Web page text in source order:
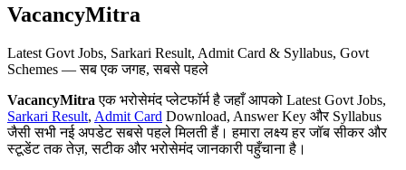
VacancyMitra
Latest Govt Jobs, Sarkari Result, Admit Card & Syllabus, Govt
Schemes — सब एक जगह, सबसे पहले
VacancyMitra एक भरोसेमंद प्लेटफॉर्म है जहाँ आपको Latest Govt Jobs,
Sarkari Result, Admit Card Download, Answer Key और Syllabus
जैसी सभी नई अपडेट सबसे पहले मिलती हैं। हमारा लक्ष्य हर जॉब सीकर और
स्टूडेंट तक तेज़, सटीक और भरोसेमंद जानकारी पहुँचाना है।